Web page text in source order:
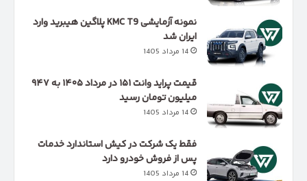
نمونه آزمایشی KMC T9 پلاگین هیبرید وارد
ایران شد
14 مرداد 1405
قیمت پراید وانت ۱۵۱ در مرداد ۱۴۰۵ به ۹۴۷
میلیون تومان رسید
14 مرداد 1405
فقط یک شرکت در کیش استاندارد خدمات
پس از فروش خودرو دارد
14 مرداد 1405